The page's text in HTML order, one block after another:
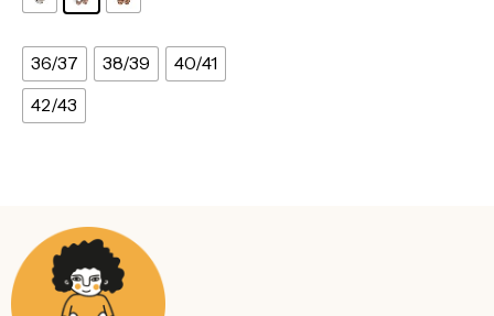
36/37 38/39
40/41
42/43